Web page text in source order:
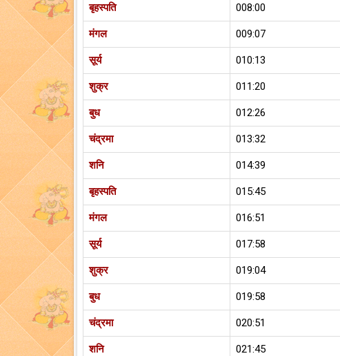
बृहस्पति 008:00
मंगल 009:07
सूर्य 010:13
शुक्र 011:20
बुध 012:26
चंद्रमा 013:32
शनि 014:39
बृहस्पति 015:45
मंगल 016:51
सूर्य 017:58
शुक्र 019:04
बुध 019:58
चंद्रमा 020:51
शनि 021:45